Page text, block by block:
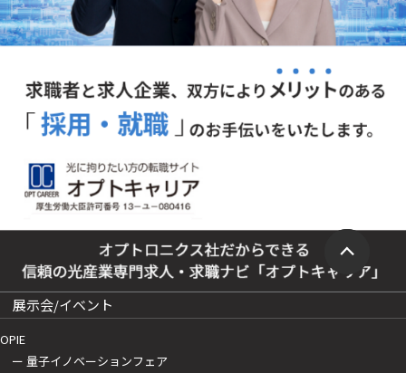
展示会/イベント
OPIE
ー 量子イノベーションフェア